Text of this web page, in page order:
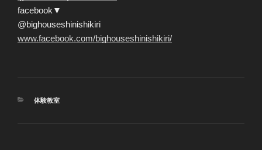
facebook▼
@bighouseshinishikiri
www.facebook.com/bighouseshinishikiri/
カ
体験教室